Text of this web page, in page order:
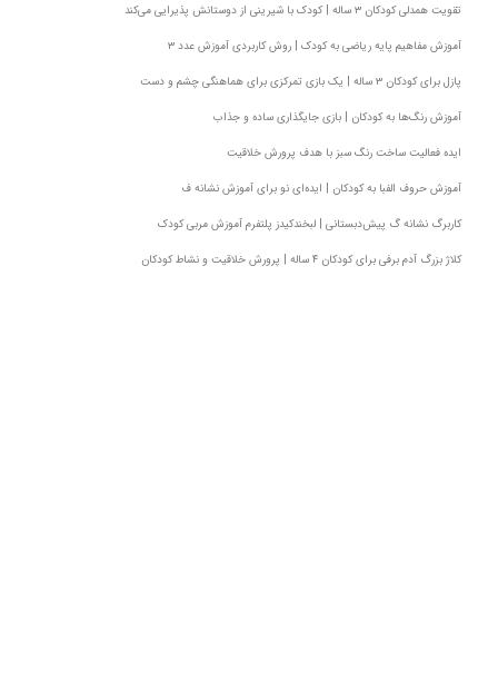
تقویت همدلی کودکان ۳ ساله | کودک با شیرینی از دوستانش پذیرایی می‌کند
آموزش مفاهیم پایه ریاضی به کودک | روش کاربردی آموزش عدد ۳
پازل برای کودکان ۳ ساله | یک بازی تمرکزی برای هماهنگی چشم و دست
آموزش رنگ‌ها به کودکان | بازی جایگذاری ساده و جذاب
ایده فعالیت ساخت رنگ سبز با هدف پرورش خلاقیت
آموزش حروف الفبا به کودکان | ایده‌ای نو‌ برای آموزش نشانه ف
کاربرگ نشانه گ پیش‌دبستانی | لبخندکیدز پلتفرم آموزش مربی کودک
کلاژ بزرگ آدم برفی برای کودکان ۴ ساله | پرورش خلاقیت و نشاط کودکان